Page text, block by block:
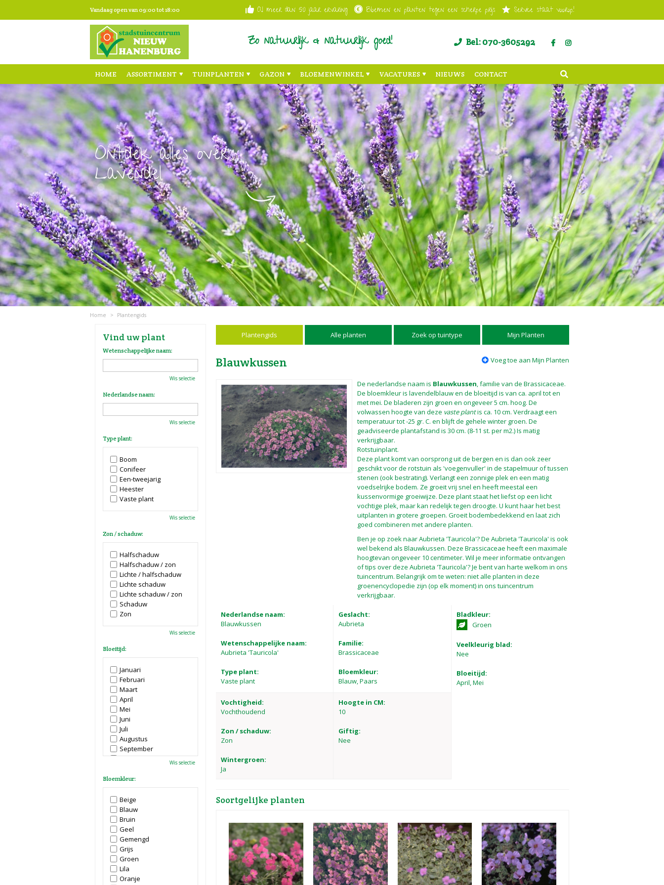
content
Vandaag open van09:00tot18:00 Al meer dan 50 jaar ervaring Bloemen en planten tegen een scherpe prijs Service staat voorop!
Zo natuurlijk & natuurlijk goed! Bel: 070-3605292
HOME ASSORTIMENT TUINPLANTEN GAZON BLOEMENWINKEL VACATURES NIEUWS CONTACT
Ontdek alles over
Lavendel
Home > Plantengids
Plantengids Alle planten Zoek op tuintype Mijn Planten
Blauwkussen Voeg toe aan Mijn Planten
De nederlandse naam is Blauwkussen, familie van de Brassicaceae.
De bloemkleur is lavendelblauw en de bloeitijd is van ca. april tot en
met mei. De bladeren zijn groen en ongeveer 5 cm. hoog. De
volwassen hoogte van deze vaste plantis ca. 10 cm. Verdraagt een
temperatuur tot -25 gr. C. en blijft de gehele winter groen. De
geadviseerde plantafstand is 30 cm. (8-11 st. per m2.) Is matig
verkrijgbaar.
Rotstuinplant.
Deze plant komt van oorsprong uit de bergen en is dan ook zeer
geschikt voor de rotstuin als 'voegenvuller' in de stapelmuur of tussen
stenen (ook bestrating). Verlangt een zonnige plek en een matig
voedselrijke bodem. Ze groeit vrij snel en heeft meestal een
kussenvormige groeiwijze. Deze plant staat het liefst op een licht
vochtige plek, maar kan redelijk tegen droogte. U kunt haar het best
uitplanten in grotere groepen. Groeit bodembedekkend en laat zich
goed combineren met andere planten.
Ben je op zoek naar Aubrieta 'Tauricola'? De Aubrieta 'Tauricola' is ook
wel bekend als Blauwkussen. Deze Brassicaceae heeft een maximale
hoogtevan ongeveer 10 centimeter. Wil je meer informatie ontvangen
of tips over deze Aubrieta 'Tauricola'? Je bent van harte welkom in ons
tuincentrum. Belangrijk om te weten: niet alle planten in deze
groenencyclopedie zijn (op elk moment) in ons tuincentrum
verkrijgbaar.
Nederlandse naam:
Blauwkussen
Wetenschappelijke naam:
Aubrieta 'Tauricola'
Type plant:
Vaste plant
Geslacht:
Aubrieta
Familie:
Brassicaceae
Bloemkleur:
Blauw, Paars
Bladkleur:
Groen
Veelkleurig blad:
Nee
Bloeitijd:
April, Mei
Vochtigheid:
Vochthoudend
Zon / schaduw:
Zon
Wintergroen:
Ja
Hoogte in CM:
10
Giftig:
Nee
Soortgelijke planten
Vind uw plant
Wetenschappelijke naam:
Wis selectie
Nederlandse naam:
Wis selectie
Type plant:
Boom
Conifeer
Een-tweejarig
Heester
Vaste plant
Wis selectie
Zon / schaduw:
Halfschaduw
Halfschaduw / zon
Lichte / halfschaduw
Lichte schaduw
Lichte schaduw / zon
Schaduw
Zon
Wis selectie
Bloeitijd:
Januari
Februari
Maart
April
Mei
Juni
Juli
Augustus
September
Oktober
December
Wis selectie
Bloemkleur:
Beige
Blauw
Bruin
Geel
Gemengd
Grijs
Groen
Lila
Oranje